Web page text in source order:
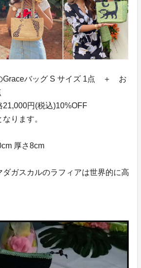
Graceバッグ S サイズ 1点 ＋ お
21,000円(税込)10%OFF
ります。
厚さ8cm
ガスカルのラフィアは世界的に高